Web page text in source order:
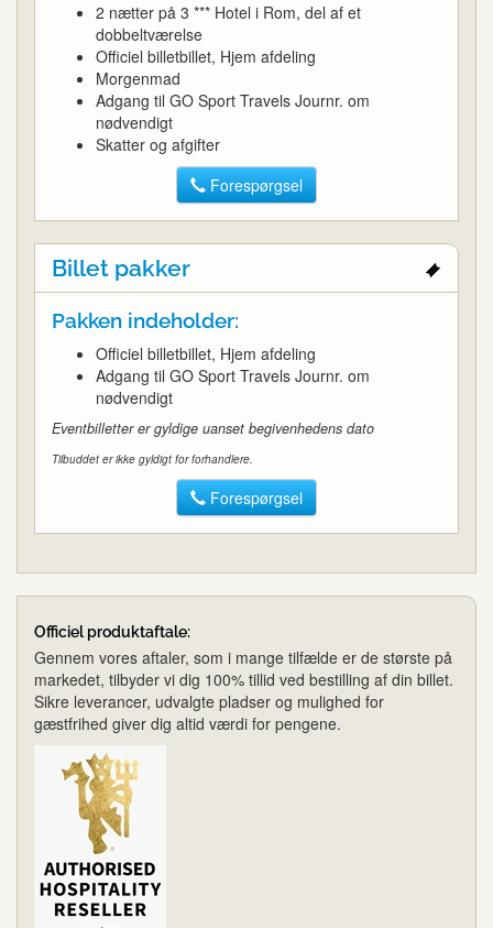
2 nætter på 3 *** Hotel i Rom, del af et
dobbeltværelse
Officiel billetbillet, Hjem afdeling
Morgenmad
Adgang til GO Sport Travels Journr. om
nødvendigt
Skatter og afgifter
Forespørgsel
Billet pakker
Pakken indeholder:
Officiel billetbillet, Hjem afdeling
Adgang til GO Sport Travels Journr. om
nødvendigt
Eventbilletter er gyldige uanset begivenhedens dato
Tilbuddet er ikke gyldigt for forhandlere.
Forespørgsel
Officiel produktaftale:
Gennem vores aftaler, som i mange tilfælde er de største på
markedet, tilbyder vi dig 100% tillid ved bestilling af din billet.
Sikre leverancer, udvalgte pladser og mulighed for
gæstfrihed giver dig altid værdi for pengene.